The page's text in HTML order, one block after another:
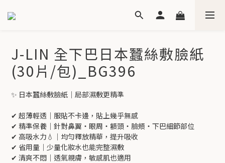
J-LIN 全下巴日本蠶絲敷臉紙
(30片/包)_BG396
✨ 日本蠶絲敷臉紙｜局部濕敷更精準
✔ 超薄輕透｜服貼不卡邊，貼上幾乎無感
✔ 精準保養｜針對鼻翼・眼周・額頭・臉頰・下巴細節部位
✔ 高吸水力💧｜均勻釋放精華，提升吸收
✔ 省用量｜少量化妝水也能完整濕敷
✔ 清爽不悶｜透氣親膚，敏感肌也適用